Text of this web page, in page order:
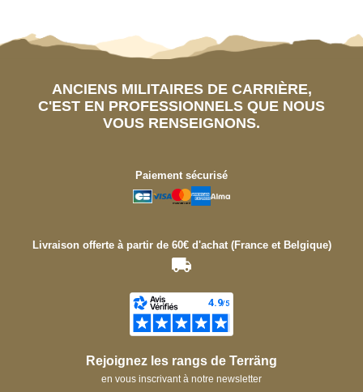
ANCIENS MILITAIRES DE CARRIÈRE,
C'EST EN PROFESSIONNELS QUE NOUS
VOUS RENSEIGNONS.
Paiement sécurisé
Livraison offerte à partir de 60€ d'achat (France et Belgique)
Rejoignez les rangs de Terräng
en vous inscrivant à notre newsletter